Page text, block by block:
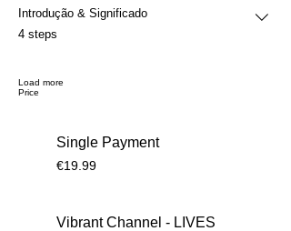
Introdução & Significado
.
4 steps
Load more
Price
Single Payment
€19.99
Vibrant Channel - LIVES